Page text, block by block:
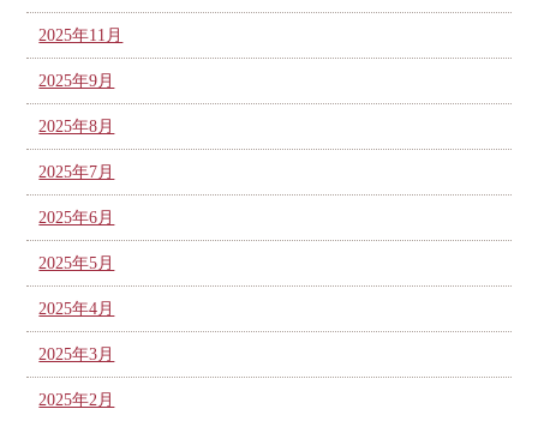
2025年11月
2025年9月
2025年8月
2025年7月
2025年6月
2025年5月
2025年4月
2025年3月
2025年2月